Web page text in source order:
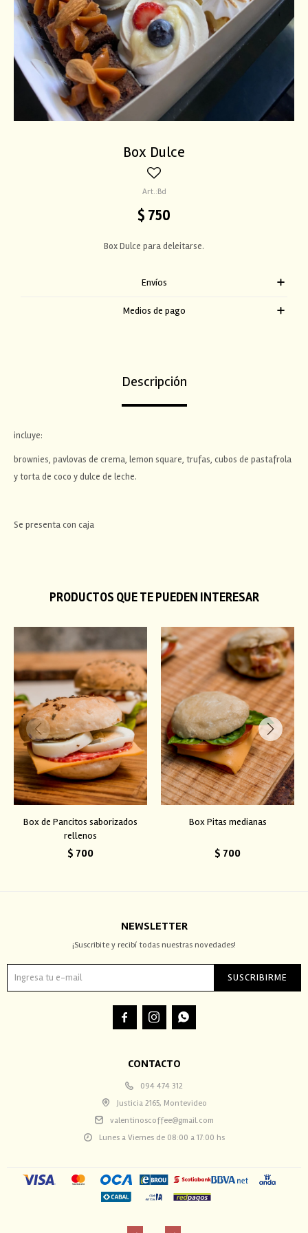
Box Dulce
Bd
$ 750
Box Dulce para deleitarse.
Envíos
Medios de pago
Descripción
incluye:
brownies, pavlovas de crema, lemon square, trufas, cubos de pastafrola
y torta de coco y dulce de leche.
Se presenta con caja
PRODUCTOS QUE TE PUEDEN INTERESAR
Box de Pancitos saborizados
rellenos
$ 700
Box Pitas medianas
$ 700
CONTACTO
094 474 312
Justicia 2165, Montevideo
valentinoscoffee@gmail.com
Lunes a Viernes de 08:00 a 17:00 hs
NEWSLETTER
¡Suscribite y recibí todas nuestras novedades!
SUSCRIBIRME
  